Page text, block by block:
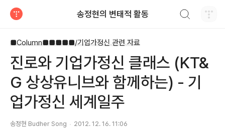
송정현의 변태적 활동
■Column■■■■■/기업가정신 관련 자료
진로와 기업가정신 클래스 (KT&
G 상상유니브와 함께하는) - 기
업가정신 세계일주
송정현 Budher Song 2012. 12. 16. 11:06